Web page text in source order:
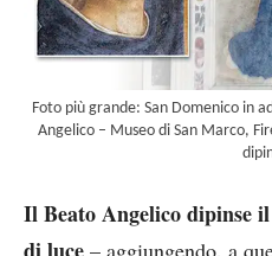
Foto più grande: San Domenico in
Angelico – Museo di San Marco,
Il Beato Angelico dipinse
– aggiungendo, a